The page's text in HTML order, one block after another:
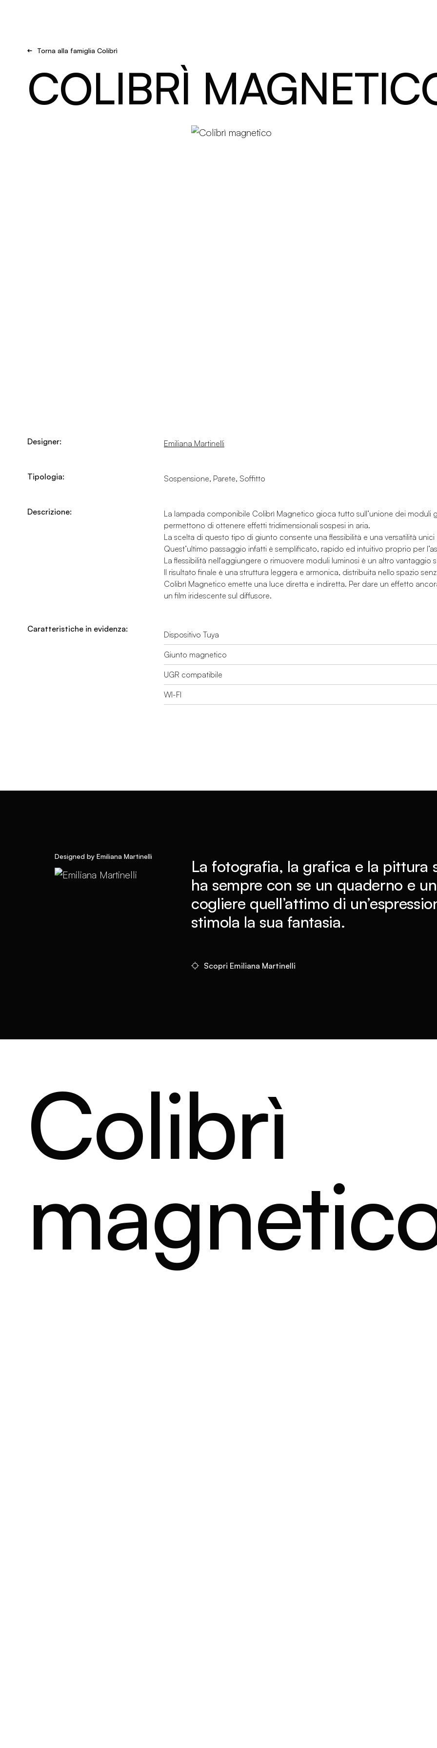
Torna alla famiglia Colibrì
COLIBRÌ
Designer: Emiliana Martinelli
Tipologia: Sospensione, Parete, Soffitto
Descrizione:
La lampada componibile Colibrì Magnetico gioca tutto sull’unione dei moduli
permettono di ottenere effetti tridimensionali sospesi in aria.
La scelta di questo tipo di giunto consente una flessibilità e una versatilità
Quest’ultimo passaggio infatti è semplificato, rapido ed intuitivo proprio per
La flessibilità nell'aggiungere o rimuovere moduli luminosi è un altro vantaggio
Il risultato finale è una struttura leggera e armonica, distribuita nello spazio
Colibrì Magnetico emette una luce diretta e indiretta. Per dare un effetto
un film iridescente sul diffusore.
Caratteristiche in evidenza:
Dispositivo Tuya
Giunto magnetico
UGR compatibile
WI-FI
Designed by Emiliana Martinelli
La fotografia, la grafica e la pittura
ha sempre con se un quaderno e
cogliere quell’attimo di
stimola la sua fantasia.
Scopri Emiliana Martinelli
Colibrì